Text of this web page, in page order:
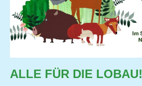
ALLE FÜR DIE LOBAU!